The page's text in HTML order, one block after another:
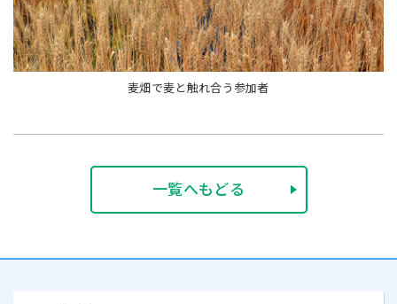
麦畑で麦と触れ合う参加者
一覧へもどる